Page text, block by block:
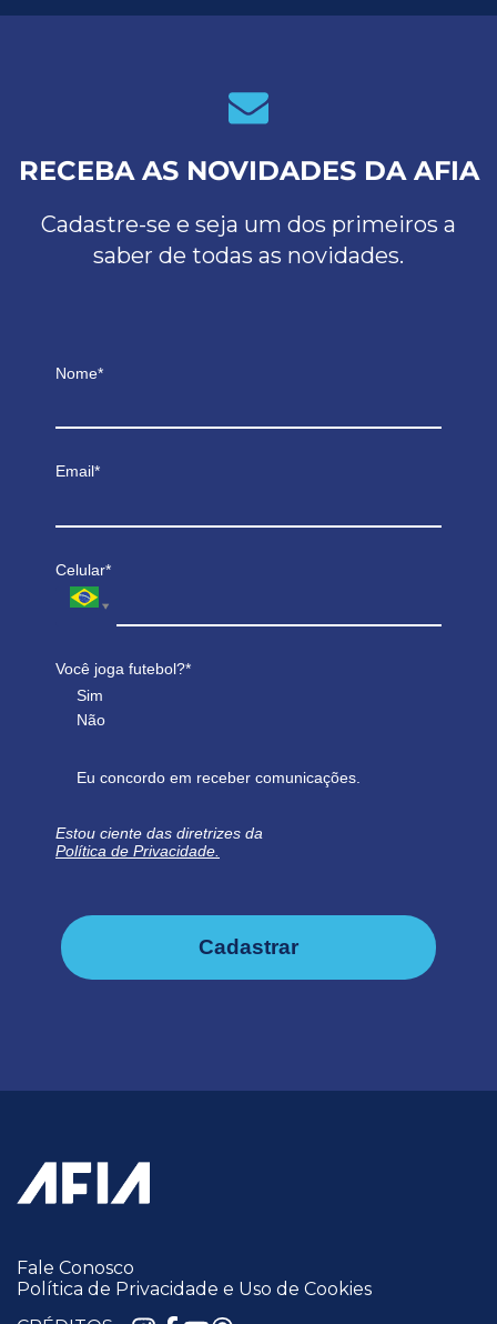
RECEBA AS NOVIDADES DA AFIA
Cadastre-se e seja um dos primeiros a
saber de todas as novidades.
Nome*
Email*
Celular*
Você joga futebol?*
Sim
Não
Eu concordo em receber comunicações.
Estou ciente das diretrizes da
Política de Privacidade.
Cadastrar
Fale Conosco
Política de Privacidade e Uso de Cookies